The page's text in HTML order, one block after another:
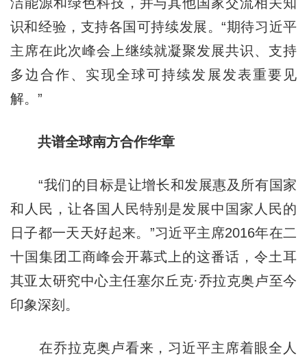
识和经验，支持各国可持续发展。“期待习近平
主席在此次峰会上继续就凝聚发展共识、支持
多边合作、实现全球可持续发展发表重要见
解。”
共谱全球南方合作华章
“我们的目标是让增长和发展惠及所有国家
和人民，让各国人民特别是发展中国家人民的
日子都一天天好起来。”习近平主席2016年在二
十国集团工商峰会开幕式上的这番话，令土耳
其亚太研究中心主任塞尔丘克·乔拉克奥卢至今
印象深刻。
在乔拉克奥卢看来，习近平主席着眼全人